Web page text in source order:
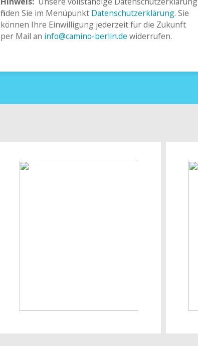
finden Sie im Menüpunkt Datenschutzerklärung. Sie
können Ihre Einwilligung jederzeit für die Zukunft
per Mail an info@camino-berlin.de widerrufen.﻿﻿﻿﻿